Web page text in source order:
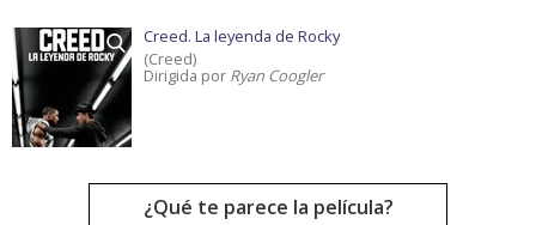
Creed. La leyenda de Rocky
(Creed)
Dirigida por Ryan Coogler
¿Qué te parece la película?